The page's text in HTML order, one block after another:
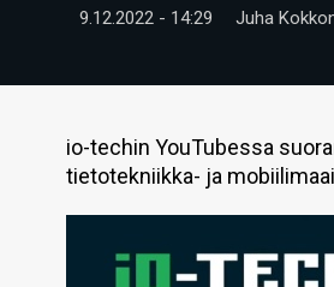
9.12.2022 - 14:29 Juha
io-techin YouTubessa
tietotekniikka- ja